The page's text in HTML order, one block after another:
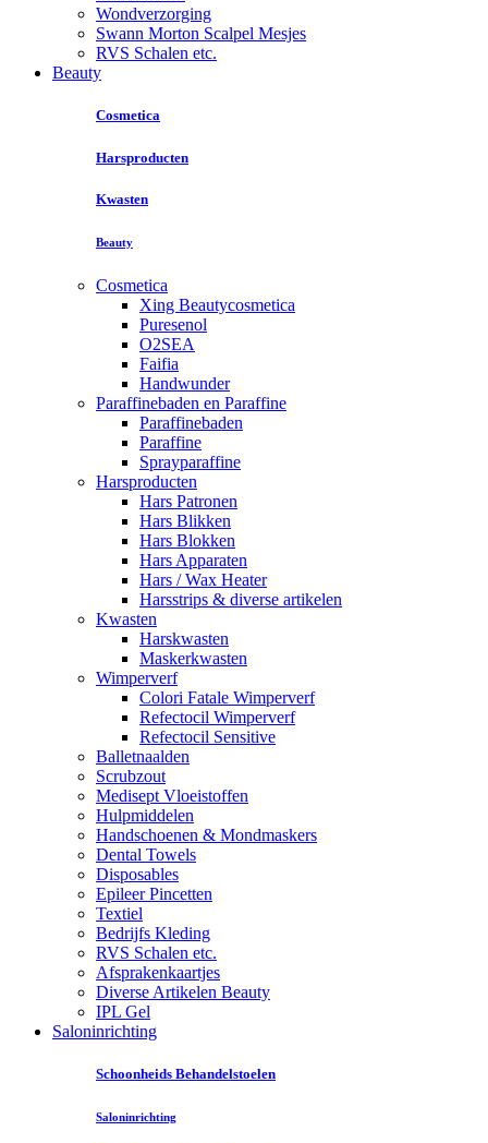
Wondverzorging
Swann Morton Scalpel Mesjes
RVS Schalen etc.
Beauty
Cosmetica
Harsproducten
Kwasten
Beauty
Cosmetica
Xing Beautycosmetica
Puresenol
O2SEA
Faifia
Handwunder
Paraffinebaden en Paraffine
Paraffinebaden
Paraffine
Sprayparaffine
Harsproducten
Hars Patronen
Hars Blikken
Hars Blokken
Hars Apparaten
Hars / Wax Heater
Harsstrips & diverse artikelen
Kwasten
Harskwasten
Maskerkwasten
Wimperverf
Colori Fatale Wimperverf
Refectocil Wimperverf
Refectocil Sensitive
Balletnaalden
Scrubzout
Medisept Vloeistoffen
Hulpmiddelen
Handschoenen & Mondmaskers
Dental Towels
Disposables
Epileer Pincetten
Textiel
Bedrijfs Kleding
RVS Schalen etc.
Afsprakenkaartjes
Diverse Artikelen Beauty
IPL Gel
Saloninrichting
Schoonheids Behandelstoelen
Saloninrichting